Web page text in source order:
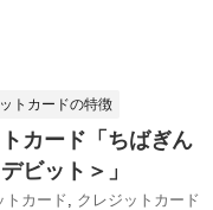
トカードの特徴
カード「ちばぎん
ビット＞」
トカード
クレジットカード